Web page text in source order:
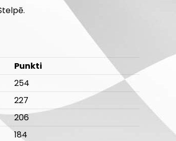
Punkti
254
227
206
184